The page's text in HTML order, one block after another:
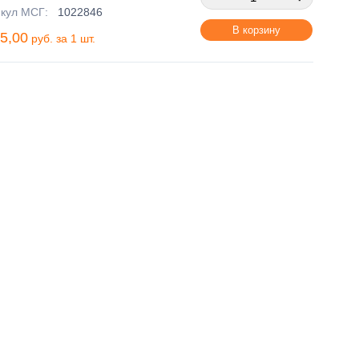
МСГ: 1022846
руб. за 1 шт.
В корзину